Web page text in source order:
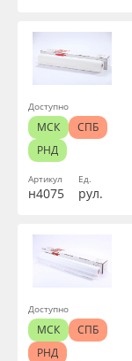
Артикул
н4075
Ед.
рул.
Доступно
МСК
СПБ
РНД
Доступно
МСК
СПБ
РНД